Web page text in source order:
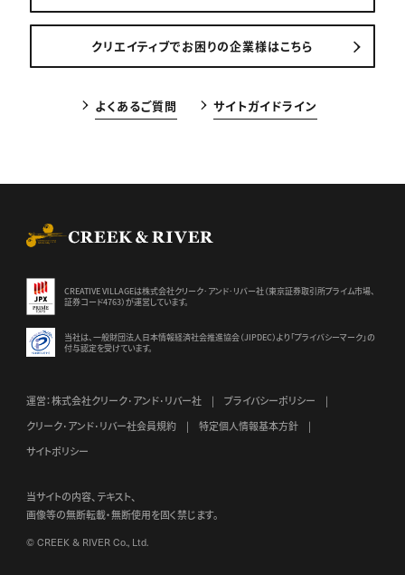
クリエイティブでお困りの企業様はこちら
よくあるご質問 サイトガイドライン
CREATIVE VILLAGEは株式会社クリーク･アンド･リバー社（東京証券取引所プライム市場、
証券コード4763）が運営しています。
当社は、一般財団法人日本情報経済社会推進協会（JIPDEC）より 「プライバシーマーク」の
付与認定を受けています。
運営：株式会社クリーク･アンド･リバー社
プライバシーポリシー
クリーク･アンド･リバー社会員規約
特定個人情報基本方針
サイトポリシー
当サイトの内容、テキスト、
画像等の無断転載・無断使用を固く禁じます。
© CREEK & RIVER Co., Ltd.